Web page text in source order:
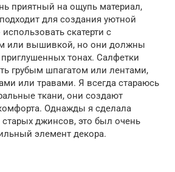
приятный на ощупь материал,
для создания уютной
скатерти с
или вышивкой, но они должны
тонах. Салфетки
грубым шпагатом или лентами,
или травами. Я всегда стараюсь
ткани, они создают
Однажды я сделала
джинсов, это был очень
элемент декора.